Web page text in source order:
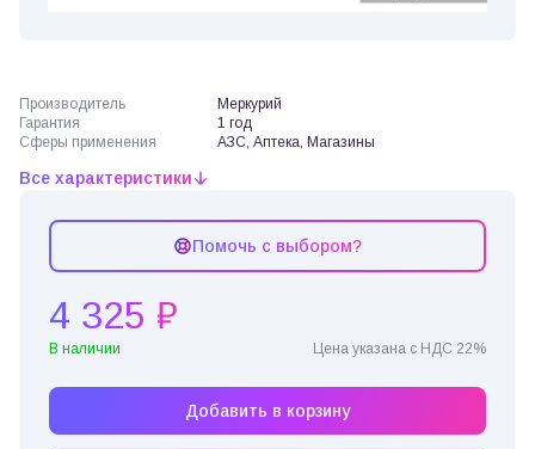
Производитель
Меркурий
Гарантия
1 год
Сферы применения
АЗС, Аптека, Магазины
Все характеристики
Помочь с выбором?
4 325 ₽
В наличии Цена указана с НДС 22%
Добавить в корзину